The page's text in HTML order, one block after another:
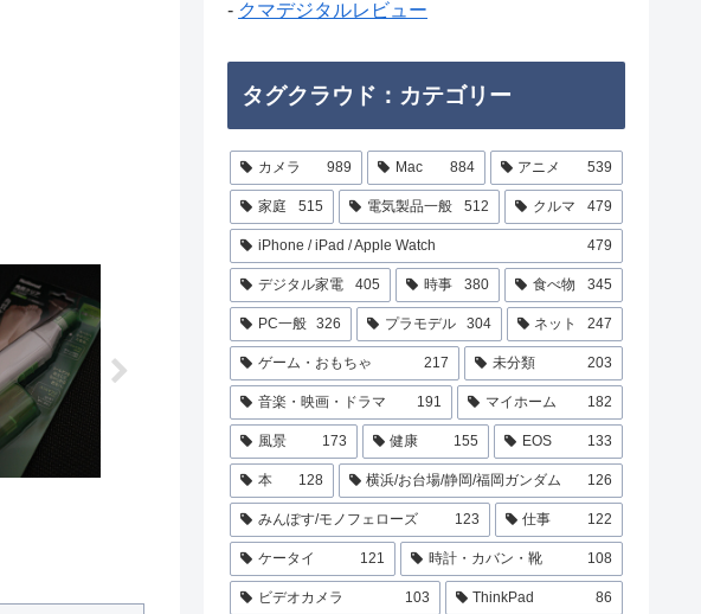
- クマデジタルレビュー
タグクラウド：カテゴリー
カメラ 989 Mac 884 アニメ 539
家庭 515 電気製品一般 512 クルマ 479
iPhone / iPad / Apple Watch 479
デジタル家電 405 時事 380 食べ物 345
PC一般 326 プラモデル 304 ネット 247
ゲーム・おもちゃ 217 未分類 203
音楽・映画・ドラマ 191 マイホーム 182
風景 173 健康 155 EOS 133
本 128 横浜/お台場/静岡/福岡ガンダム 126
みんぽす/モノフェローズ 123 仕事 122
ケータイ 121 時計・カバン・靴 108
ビデオカメラ 103 ThinkPad 86